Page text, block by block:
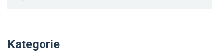
Kategorie